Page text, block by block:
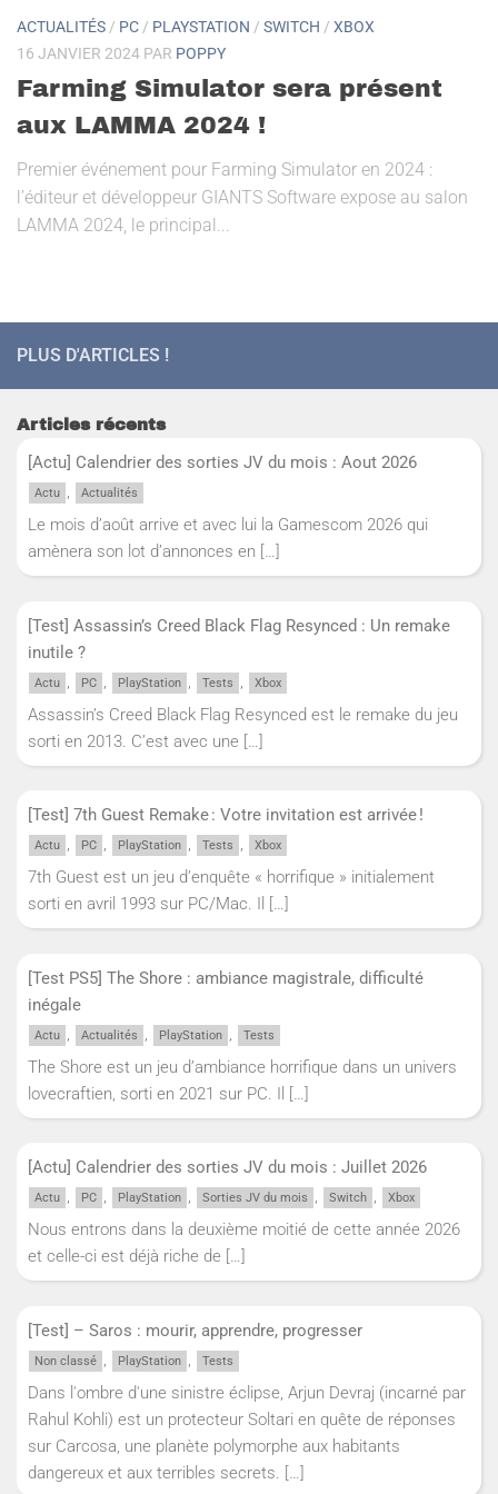
ACTUALITÉS / PC / PLAYSTATION / SWITCH / XBOX
16 JANVIER 2024 PAR POPPY
Farming Simulator sera présent
aux LAMMA 2024 !
Premier événement pour Farming Simulator en 2024 :
l’éditeur et développeur GIANTS Software expose au salon
LAMMA 2024, le principal...
PLUS D'ARTICLES !
Articles récents
[Actu] Calendrier des sorties JV du mois : Aout 2026
Actu , Actualités
Le mois d’août arrive et avec lui la Gamescom 2026 qui
amènera son lot d’annonces en […]
[Test] Assassin’s Creed Black Flag Resynced : Un remake
inutile ?
Actu , PC , PlayStation , Tests , Xbox
Assassin’s Creed Black Flag Resynced est le remake du jeu
sorti en 2013. C’est avec une […]
[Test] 7th Guest Remake : Votre invitation est arrivée !
Actu , PC , PlayStation , Tests , Xbox
7th Guest est un jeu d’enquête « horrifique » initialement
sorti en avril 1993 sur PC/Mac. Il […]
[Test PS5] The Shore : ambiance magistrale, difficulté
inégale
Actu , Actualités , PlayStation , Tests
The Shore est un jeu d’ambiance horrifique dans un univers
lovecraftien, sorti en 2021 sur PC. Il […]
[Actu] Calendrier des sorties JV du mois : Juillet 2026
Actu , PC , PlayStation , Sorties JV du mois , Switch , Xbox
Nous entrons dans la deuxième moitié de cette année 2026
et celle-ci est déjà riche de […]
[Test] – Saros : mourir, apprendre, progresser
Non classé , PlayStation , Tests
Dans l'ombre d'une sinistre éclipse, Arjun Devraj (incarné par
Rahul Kohli) est un protecteur Soltari en quête de réponses
sur Carcosa, une planète polymorphe aux habitants
dangereux et aux terribles secrets. […]